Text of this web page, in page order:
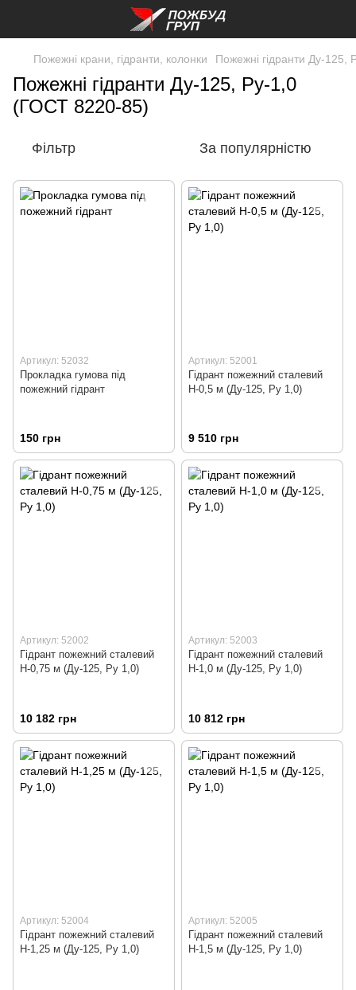
Пожежні крани, гідранти, колонки Пожежні гідранти Ду-
Пожежні гідранти Ду-125, Ру-1,0
(ГОСТ 8220-85)
Фільтр За популярністю
Артикул: 52032
Прокладка гумова під
пожежний гідрант
150 грн
Артикул: 52001
Гідрант пожежний сталевий
Н-0,5 м (Ду-125, Ру 1,0)
9 510 грн
Артикул: 52002
Гідрант пожежний сталевий
Н-0,75 м (Ду-125, Ру 1,0)
10 182 грн
Артикул: 52003
Гідрант пожежний сталевий
Н-1,0 м (Ду-125, Ру 1,0)
10 812 грн
Артикул: 52004
Гідрант пожежний сталевий
Н-1,25 м (Ду-125, Ру 1,0)
Артикул: 52005
Гідрант пожежний сталевий
Н-1,5 м (Ду-125, Ру 1,0)